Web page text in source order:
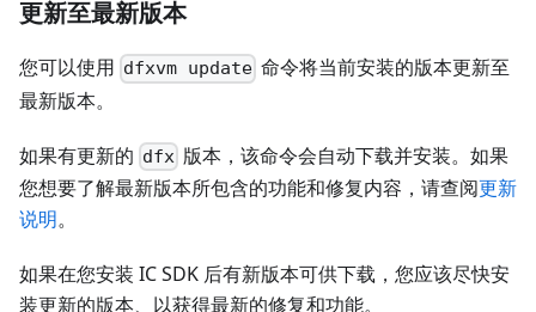
更新至最新版本
您可以使用 dfxvm update 命令将当前安装的版本更新至
最新版本。
如果有更新的 dfx 版本，该命令会自动下载并安装。如果
您想要了解最新版本所包含的功能和修复内容，请查阅更新
说明。
如果在您安装 IC SDK 后有新版本可供下载，您应该尽快安
装更新的版本、以获得最新的修复和功能。